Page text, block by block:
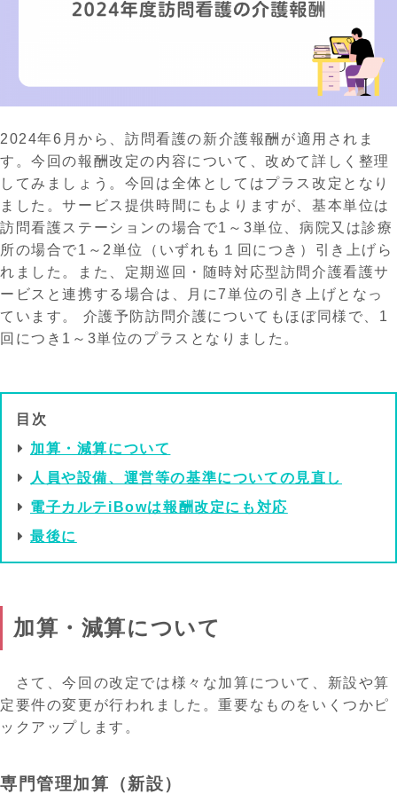
2024年6月から、訪問看護の新介護報酬が適用されま
す。今回の報酬改定の内容について、改めて詳しく整理
してみましょう。 今回は全体としてはプラス改定 とな り
ました 。サービス 提供時間にもよりますが、基本単位は
訪問看護ステーションの場合で1～3単位、病院又は診療
所の場合で1～2単位（いずれも１
回 につき）引き上げら
れました。また、定期巡回・随時対応型訪問介護看護サ
ービスと連携する場合は、月に7単位の引き上げとなっ
ています。
介護予防訪問介護についてもほぼ同様で、 1
回につき1～3単位のプラスとなりました。
目次
加算・減算について
人員や設備、運営等の基準についての見直し
電子カルテiBowは報酬改定にも対応
最後に
加算・減算について
さて、今回の改定では様々な加算について、新設や算
定要件の変更が行われ ました 。重要なものを いくつか ピ
ックアップします。
専門管理加算（新設）